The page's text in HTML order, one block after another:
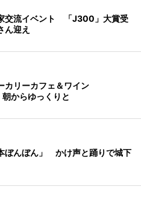
交流イベント 「J300」大賞受
ん迎え
カリーカフェ＆ワイン
からゆっくりと
ぼんぼん」 かけ声と踊りで城下